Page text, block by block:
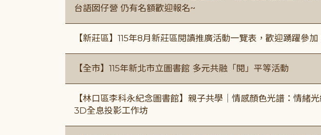
台語囡仔營 仍有名額歡迎報名~
【新莊區】115年8月新莊區閱讀推廣活動一覽表，歡迎踴躍參加
【全市】115年新北市立圖書館 多元共融「閱」平等活動
【林口區李科永紀念圖書館】親子共學｜情感顏色光譜：情緒
3D全息投影工作坊